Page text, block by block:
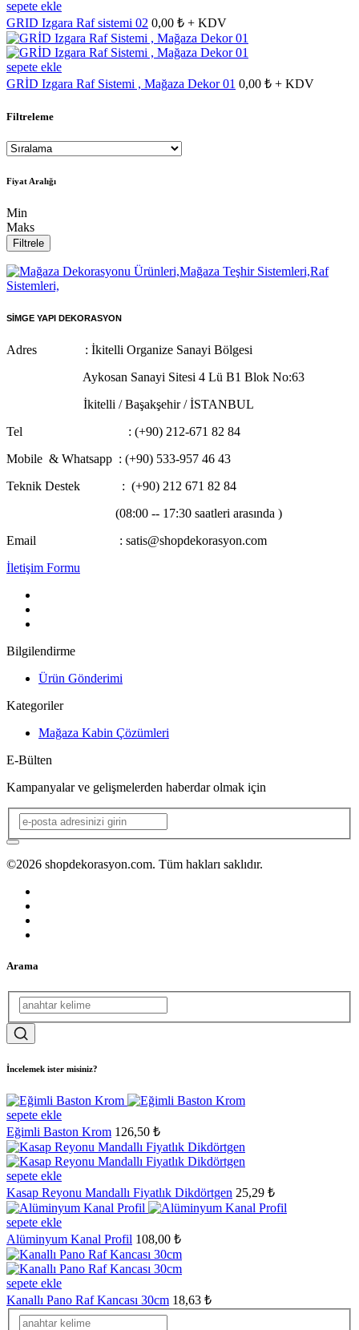
sepete ekle
GRID Izgara Raf sistemi 02 0,00 ₺ + KDV
sepete ekle
GRİD Izgara Raf Sistemi , Mağaza Dekor 01 0,00 ₺ + KDV
Filtreleme
Fiyat Aralığı
Min
Maks
Filtrele
SİMGE YAPI DEKORASYON
Adres : İkitelli Organize Sanayi Bölgesi
Aykosan Sanayi Sitesi 4 Lü B1 Blok No:63
İkitelli / Başakşehir / İSTANBUL
Tel : (+90) 212-671 82 84
Mobile & Whatsapp : (+90) 533-957 46 43
Teknik Destek : (+90) 212 671 82 84
(08:00 -- 17:30 saatleri arasında )
Email : satis@shopdekorasyon.com
İletişim Formu
Bilgilendirme
Ürün Gönderimi
Kategoriler
Mağaza Kabin Çözümleri
E-Bülten
Kampanyalar ve gelişmelerden haberdar olmak için
©2026 shopdekorasyon.com. Tüm hakları saklıdır.
Arama
İncelemek ister misiniz?
sepete ekle
Eğimli Baston Krom 126,50 ₺
sepete ekle
Kasap Reyonu Mandallı Fiyatlık Dikdörtgen 25,29 ₺
sepete ekle
Alüminyum Kanal Profil 108,00 ₺
sepete ekle
Kanallı Pano Raf Kancası 30cm 18,63 ₺